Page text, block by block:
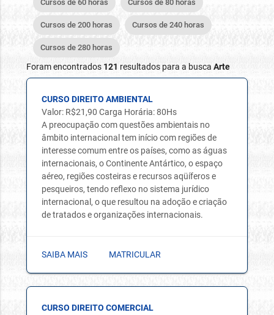
Cursos de 60 horas Cursos de 80 horas
Cursos de 200 horas Cursos de 240 horas
Cursos de 280 horas
Foram encontrados 121 resultados para a buscaArte
CURSO DIREITO AMBIENTAL
Valor: R$21,90 Carga Horária: 80Hs
A preocupação com questões ambientais no
âmbito internacional tem início com regiões de
interesse comum entre os países, como as águas
internacionais, o Continente Antártico, o espaço
aéreo, regiões costeiras e recursos aqüíferos e
pesqueiros, tendo reflexo no sistema jurídico
internacional, o que resultou na adoção e criação
de tratados e organizações internacionais.
SAIBA MAIS MATRICULAR
CURSO DIREITO COMERCIAL